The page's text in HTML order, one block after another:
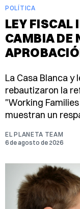
POLÍTICA
LEY FISCAL
CAMBIA DE
La Casa Blanca
rebautizaron la
"Working
muestran un
EL PLANETA TEAM
6 de agosto de 2026